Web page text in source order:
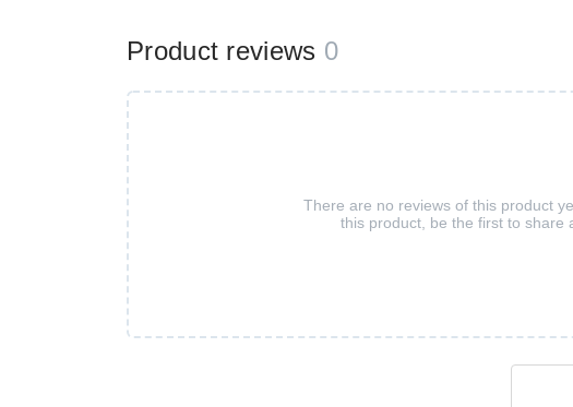
Product reviews 0
There are no reviews of this product
this product, be the first to share